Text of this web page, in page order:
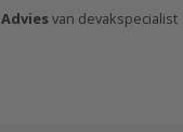
Adviesvan devakspecialist